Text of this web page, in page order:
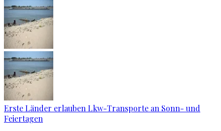
Erste Länder erlauben Lkw-Transporte an Sonn- und
Feiertagen